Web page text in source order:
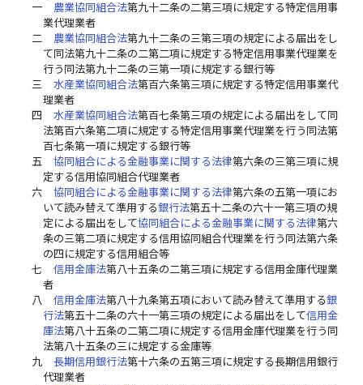
一
農業協同組合法第九十二条の二第三項に規定する特定信用事
業代理業者
二
農業協同組合法第九十二条の三第三項の規定による届出をし
て同法第九十二条の二第二項に規定する特定信用事業代理業を
行う同法第九十二条の三第一項に規定する銀行等
三
水産業協同組合法第百六条第三項に規定する特定信用事業代
理業者
四
水産業協同組合法第百七条第三項の規定による届出をして同
法第百六条第二項に規定する特定信用事業代理業を行う同法第
百七条第一項に規定する銀行等
五
協同組合による金融事業に関する法律第六条の三第三項に規
定する信用協同組合代理業者
六
協同組合による金融事業に関する法律第六条の五第一項にお
いて読み替えて準用する銀行法第五十二条の六十一第三項の規
定による届出をして協同組合による金融事業に関する法律第六
条の三第二項に規定する信用協同組合代理業を行う同法第六条
の四に規定する信用組合等
七
信用金庫法第八十五条の二第三項に規定する信用金庫代理業
者
八
信用金庫法第八十九条第五項において読み替えて準用する銀
行法第五十二条の六十一第三項の規定による届出をして信用金
庫法第八十五条の二第二項に規定する信用金庫代理業を行う同
法第八十五条の三に規定する金庫等
九
長期信用銀行法第十六条の五第三項に規定する長期信用銀行
代理業者